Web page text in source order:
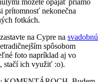
môžete opájať priamo
prítomnosť nekonečna
fotkách.
na Cypre na svadobnú
spôsobom
foto napríklad aj vo
stačí ich využiť :o).